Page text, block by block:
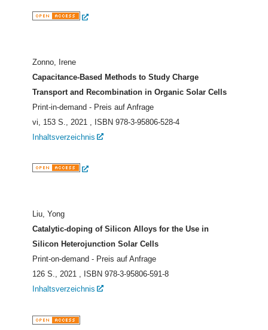
Zonno, Irene
Capacitance-Based Methods to Study Charge
Transport and Recombination in Organic Solar Cells
Print-in-demand - Preis auf Anfrage
vi, 153 S., 2021
, ISBN 978-3-95806-528-4
Inhaltsverzeichnis
Liu, Yong
Catalytic-doping of Silicon Alloys for the Use in
Silicon Heterojunction Solar Cells
Print-on-demand - Preis auf Anfrage
126 S., 2021
, ISBN 978-3-95806-591-8
Inhaltsverzeichnis